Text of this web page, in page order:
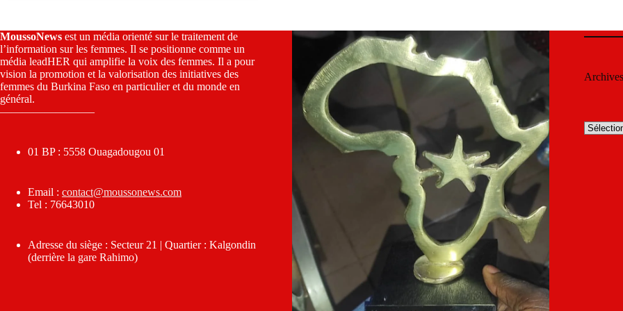
MoussoNews est un média orienté sur le traitement de
l’information sur les femmes. Il se positionne comme un
média leadHER qui amplifie la voix des femmes. Il a pour
vision la promotion et la valorisation des initiatives des
femmes du Burkina Faso en particulier et du monde en
général.
————————–
01 BP : 5558 Ouagadougou 01
Email : contact@moussonews.com
Tel : 76643010
Adresse du siège : Secteur 21 | Quartier : Kalgondin
(derrière la gare Rahimo)
Archives
Archives